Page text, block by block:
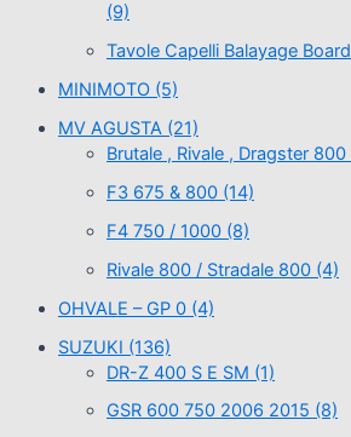
(9)
Tavole Capelli Balayage Board
MINIMOTO (5)
MV AGUSTA (21)
Brutale , Rivale , Dragster 800
F3 675 & 800 (14)
F4 750 / 1000 (8)
Rivale 800 / Stradale 800 (4)
OHVALE – GP 0 (4)
SUZUKI (136)
DR-Z 400 S E SM (1)
GSR 600 750 2006 2015 (8)